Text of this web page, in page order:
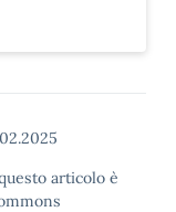
articolo è